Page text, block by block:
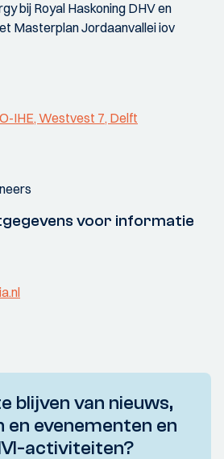
bij Royal Haskoning DHV en
Masterplan Jordaanvallei iov
IHE, Westvest 7, Delft
voor informatie
blijven van nieuws,
evenementen en
activiteiten?